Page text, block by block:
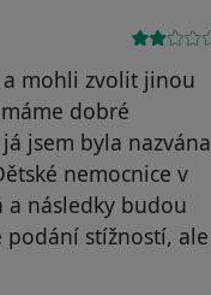
a mohli zvolit jinou
dobré
jsem byla nazvána
nemocnice v
a následky budou
podání stížností, ale